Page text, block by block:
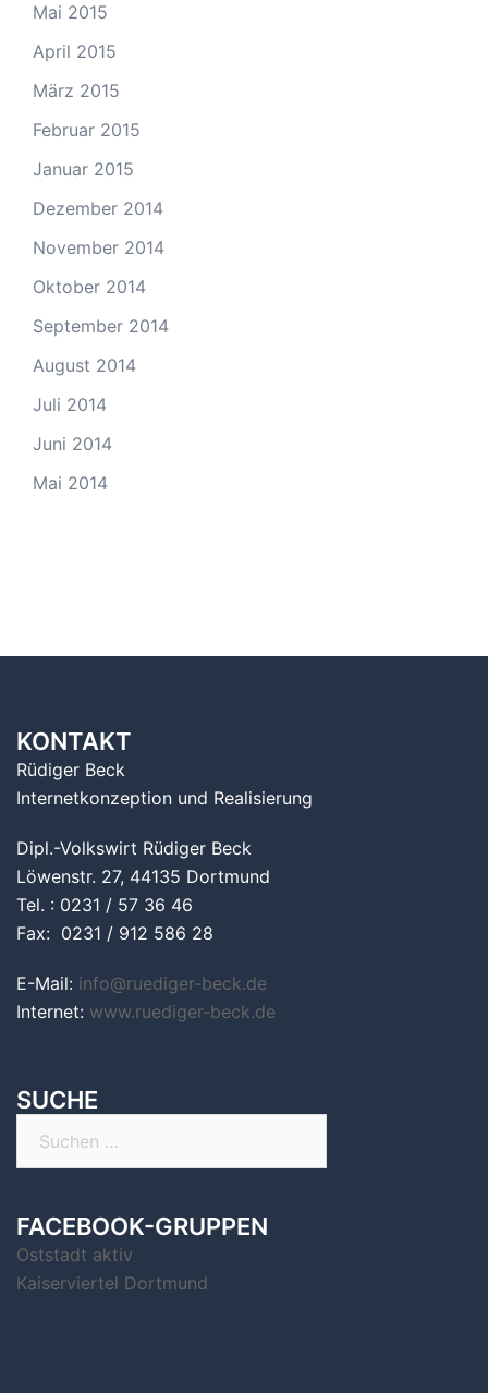
Mai 2015
April 2015
März 2015
Februar 2015
Januar 2015
Dezember 2014
November 2014
Oktober 2014
September 2014
August 2014
Juli 2014
Juni 2014
Mai 2014
KONTAKT
Rüdiger Beck
Internetkonzeption und Realisierung
Dipl.-Volkswirt Rüdiger Beck
Löwenstr. 27, 44135 Dortmund
Tel. : 0231 / 57 36 46
Fax: 0231 / 912 586 28
E-Mail: info@ruediger-beck.de
Internet: www.ruediger-beck.de
SUCHE
FACEBOOK-GRUPPEN
Oststadt aktiv
Kaiserviertel Dortmund